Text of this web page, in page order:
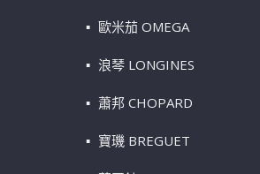
歐米茄 OMEGA
浪琴 LONGINES
蕭邦 CHOPARD
寶璣 BREGUET